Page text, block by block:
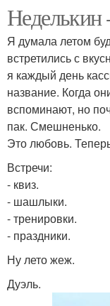
Неделькин
Я думала летом
встретились с
я каждый день
название. Когда
вспоминают, но
пак. Смешненько.
Это любовь.
Встречи:
- квиз.
- шашлыки.
- тренировки.
- праздники.
Ну лето жеж.
Дуэль.